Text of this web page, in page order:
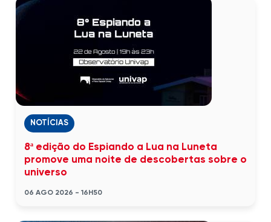
NOTÍCIAS
8ª edição do Espiando a Lua na Luneta
promove uma noite de descobertas sobre o
universo
06 AGO 2026 - 16H50